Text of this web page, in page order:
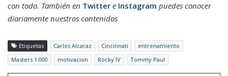
con todo. También en Twitter e Instagram puedes conocer
diariamente nuestros contenidos
Etiquetas Carlos Alcaraz Cincinnati
entrenamiento
Masters 1.000
motivacion Rocky IV Tommy Paul